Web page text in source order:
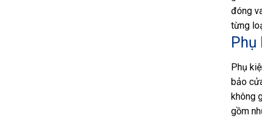
đóng
từng
Phụ
Phụ
bảo
không
gồm